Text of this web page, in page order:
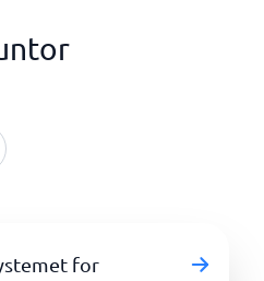
for